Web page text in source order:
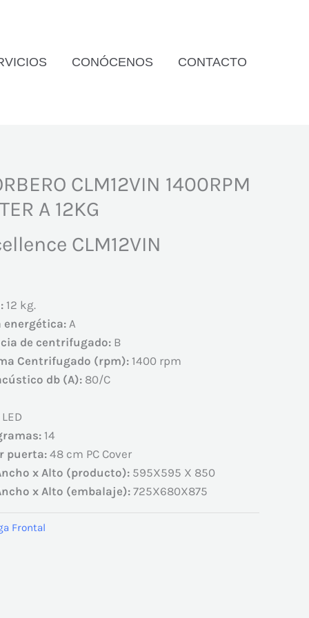
CONÓCENOS CONTACTO
CLM12VIN 1400RPM
A 12KG
CLM12VIN
12 kg.
energética: A
de centrifugado: B
Centrifugado (rpm): 1400 rpm
db (A): 80/C
14
puerta:48 cm PC Cover
x Alto (producto): 595X595 X 850
x Alto (embalaje): 725X680X875
Frontal